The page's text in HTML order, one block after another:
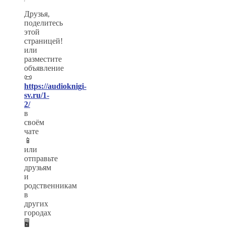
Друзья,
поделитесь
этой
страницей!
или
разместите
объявление
📜
https://audioknigi-
sv.ru/1-
2/
в
своём
чате
📱
или
отправьте
друзьям
и
родственникам
в
других
городах
🖥